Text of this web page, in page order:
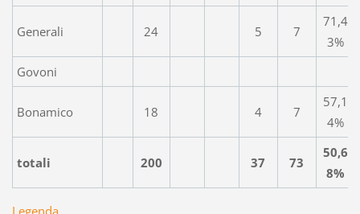
Generali 24 5 7
71,4
3%
Govoni
Bonamico 18 4 7
57,1
4%
totali 200 37 73
50,6
8%
Legenda